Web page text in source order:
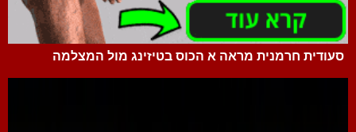
סעודית חרמנית מראה א הכוס בטיזינג מול המצלמה